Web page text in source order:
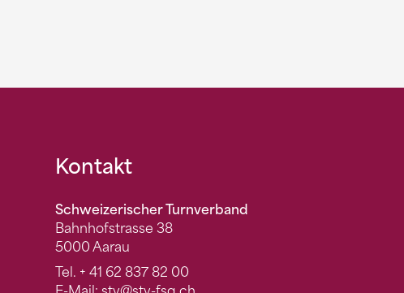
Fusszeile
Kontakt
Schweizerischer Turnverband
Bahnhofstrasse 38
5000 Aarau
Tel. + 41 62 837 82 00